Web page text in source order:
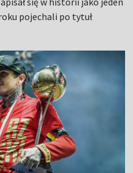
pojechali po tytuł